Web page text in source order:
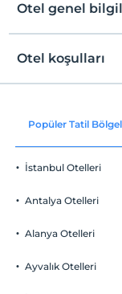
Otel genel
Otel koşulları
Check/in
Check/out
En geç saat 12:00 ve
Evcil Hayvan
2 yaşına kadar
Popüler Tatil
İstanbul Otelleri
Antalya Otelleri
Alanya Otelleri
Ayvalık Otelleri